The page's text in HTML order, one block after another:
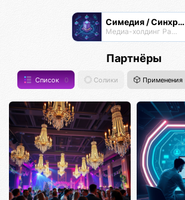
Симедия / Синхрон Медиа
Медиа-холдинг Радианта
Партнёры
Список 0 Солики Применения